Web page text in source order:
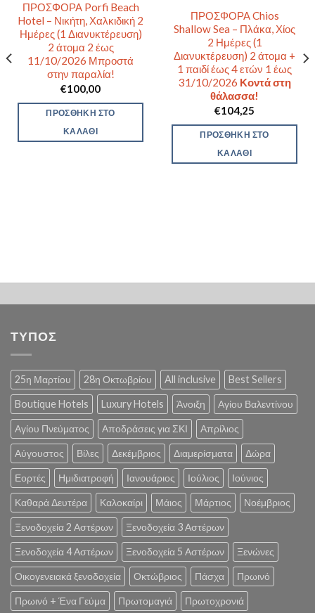
ΠΡΟΣΦΟΡΑ Porfi Beach
Hotel – Νικήτη, Χαλκιδική 2
Ημέρες (1 Διανυκτέρευση)
2 άτομα 2 έως
11/10/2026 Μπροστά
στην παραλία!
€100,00
ΠΡΟΣΘΉΚΗ ΣΤΟ
ΚΑΛΆΘΙ
ΠΡΟΣΦΟΡΑ Chios
Shallow Sea – Πλάκα, Χίος
2 Ημέρες (1
Διανυκτέρευση) 2 άτομα +
1 παιδί έως 4 ετών 1 έως
31/10/2026 Κοντά στη
θάλασσα!
€104,25
ΠΡΟΣΘΉΚΗ ΣΤΟ
ΚΑΛΆΘΙ
ΤΥΠΟΣ
25η Μαρτίου 28η Οκτωβρίου All inclusive Best Sellers
Boutique Hotels Luxury Hotels Άνοιξη Αγίου Βαλεντίνου
Αγίου Πνεύματος Αποδράσεις για ΣΚΙ Απρίλιος
Αύγουστος Βίλες Δεκέμβριος Διαμερίσματα Δώρα
Εορτές Ημιδιατροφή Ιανουάριος Ιούλιος Ιούνιος
Καθαρά Δευτέρα Καλοκαίρι Μάιος Μάρτιος Νοέμβριος
Ξενοδοχεία 2 Αστέρων Ξενοδοχεία 3 Αστέρων
Ξενοδοχεία 4 Αστέρων Ξενοδοχεία 5 Αστέρων Ξενώνες
Οικογενειακά ξενοδοχεία Οκτώβριος Πάσχα Πρωινό
Πρωινό + Ένα Γεύμα Πρωτομαγιά Πρωτοχρονιά